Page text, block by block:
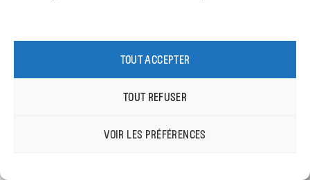
TOUT ACCEPTER
TOUT REFUSER
VOIR LES PRÉFÉRENCES